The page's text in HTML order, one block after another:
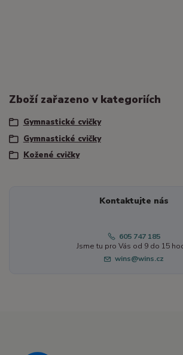
Zboží zařazeno v kategoriích
Gymnastické cvičky
Gymnastické cvičky
Kožené cvičky
Kontaktujte nás
605 747 185
Jsme tu pro Vás od 9 do 15
wins@wins.cz